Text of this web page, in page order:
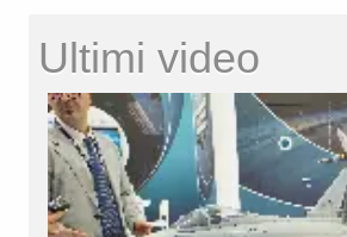
Ultimi video